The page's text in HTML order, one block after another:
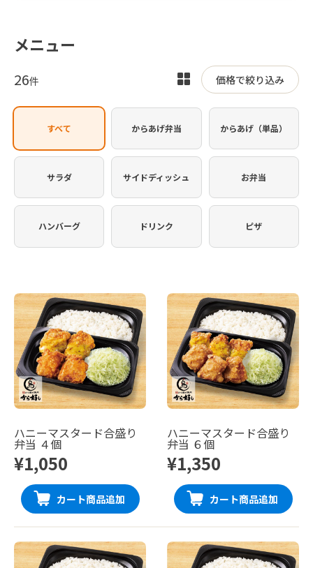
メニュー
26件
表
を
り
価格で絞り込み
すべて からあげ弁当 からあげ（単品）
サラダ サイドディッシュ お弁当
ハンバーグ ドリンク ピザ
ハニーマスタード合盛り
弁当 ４個
¥1,050
カート商品追加
ハニーマスタード合盛り
弁当 ６個
¥1,350
カート商品追加